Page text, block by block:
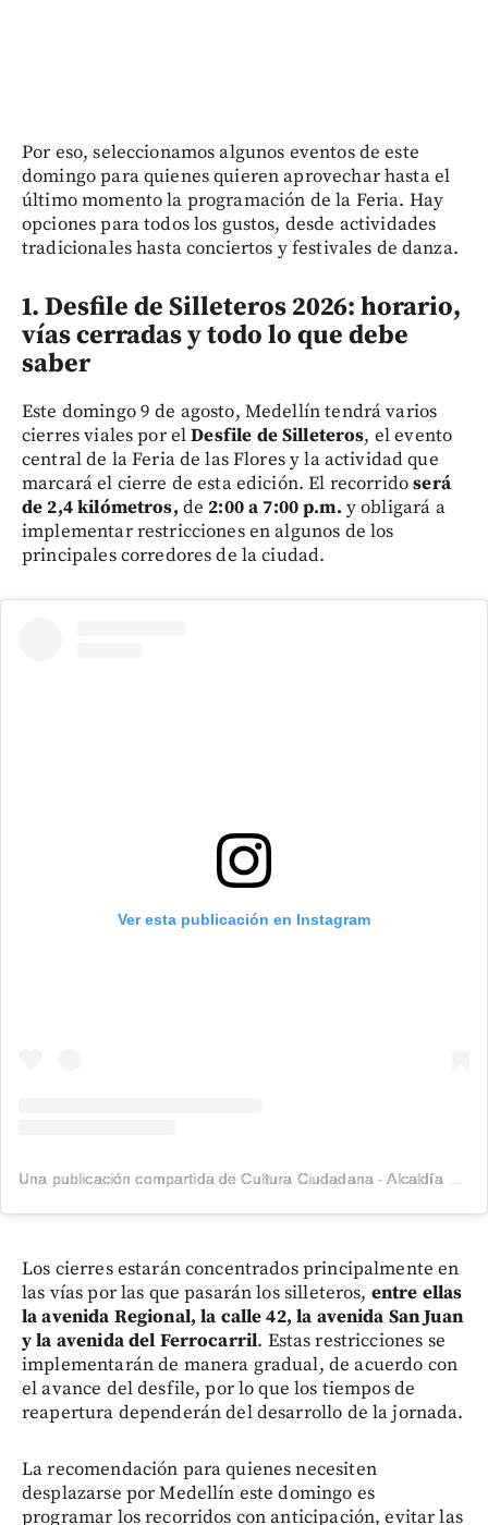
Por eso, seleccionamos algunos eventos de este
domingo para quienes quieren aprovechar hasta el
último momento la programación de la Feria. Hay
opciones para todos los gustos, desde actividades
tradicionales hasta conciertos y festivales de danza.
1. Desfile de Silleteros 2026: horario,
vías cerradas y todo lo que debe
saber
Este domingo 9 de agosto, Medellín tendrá varios
cierres viales por elDesfile de Silleteros, el evento
central de la Feria de las Flores y la actividad que
marcará el cierre de esta edición. El recorridoserá
de 2,4 kilómetros, de2:00 a 7:00 p.m. y obligará a
implementar restricciones en algunos de los
principales corredores de la ciudad.
Ver esta publicación en Instagram
Los cierres estarán concentrados principalmente en
las vías por las que pasarán los silleteros, entre ellas
la avenida Regional, la calle 42, la avenida San Juan
y la avenida del Ferrocarril. Estas restricciones se
implementarán de manera gradual, de acuerdo con
el avance del desfile, por lo que los tiempos de
reapertura dependerán del desarrollo de la jornada.
La recomendación para quienes necesiten
desplazarse por Medellín este domingo es
programar los recorridos con anticipación, evitar las